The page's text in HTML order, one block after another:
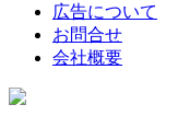
広告について
お問合せ
会社概要